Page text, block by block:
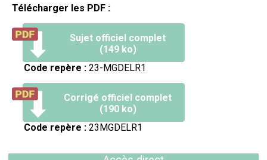
Télécharger les PDF :
Sujet officiel complet
(149 ko)
Code repère : 23-MGDELR1
Corrigé officiel complet
(190 ko)
Code repère : 23MGDELR1